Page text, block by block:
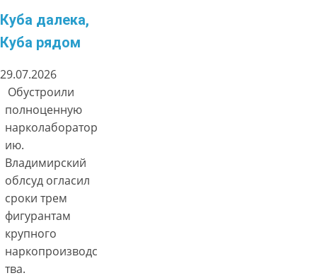
Куба далека,
Куба рядом
29.07.2026
Обустроили
полноценную
нарколаборатор
ию.
Владимирский
облсуд огласил
сроки трем
фигурантам
крупного
наркопроизводс
тва.